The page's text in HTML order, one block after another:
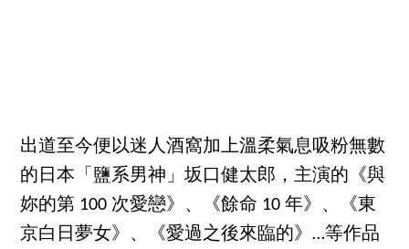
出道至今便以迷人酒窩加上溫柔氣息吸粉無數
的日本「鹽系男神」坂口健太郎，主演的《與
妳的第 100 次愛戀》、《餘命 10 年》、《東
京白日夢女》、《愛過之後來臨的》…等作品